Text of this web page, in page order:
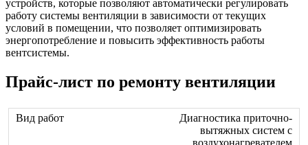
устройств, которые позволяют автоматически регулировать
работу системы вентиляции в зависимости от текущих
условий в помещении, что позволяет оптимизировать
энергопотребление и повысить эффективность работы
вентсистемы.
Прайс-лист по ремонту вентиляции
Диагностика приточно-
вытяжных систем с